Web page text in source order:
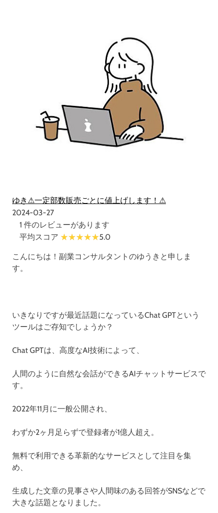
ゆき⚠一定部数販売ごとに値上げします！⚠
2024-03-27
1 件のレビューがあります
平均スコア
5.0
こんにちは！副業コンサルタントのゆうきと申しま
す。
いきなりですが最近話題になっているChat GPTという
ツールはご存知でしょうか？
Chat GPTは、高度なAI技術によって、
人間のように自然な会話ができるAIチャットサービスで
す。
2022年11月に一般公開され、
わずか2ヶ月足らずで登録者が1億人超え。
無料で利用できる革新的なサービスとして注目を集
め、
生成した文章の見事さや人間味のある回答がSNSなどで
大きな話題となりました。